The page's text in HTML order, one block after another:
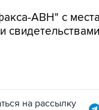
АВН" с
на рассылку